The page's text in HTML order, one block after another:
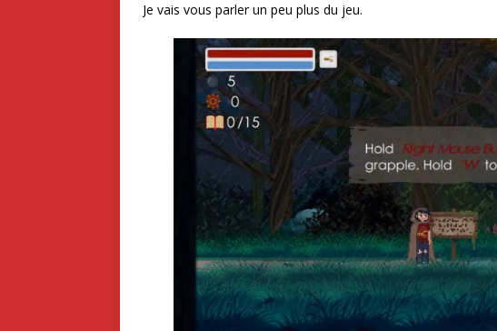
Je vais vous parler un peu plus du jeu.